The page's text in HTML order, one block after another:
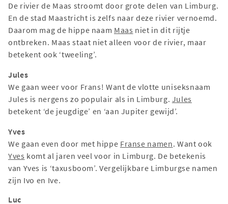
De rivier de Maas stroomt door grote delen van Limburg.
En de stad Maastricht is zelfs naar deze rivier vernoemd.
Daarom mag de hippe naam Maas niet in dit rijtje
ontbreken. Maas staat niet alleen voor de rivier, maar
betekent ook ‘tweeling’.
Jules
We gaan weer voor Frans! Want de vlotte uniseksnaam
Jules is nergens zo populair als in Limburg. Jules
betekent ‘de jeugdige’ en ‘aan Jupiter gewijd’.
Yves
We gaan even door met hippe Franse namen. Want ook
Yves komt al jaren veel voor in Limburg. De betekenis
van Yves is ‘taxusboom’. Vergelijkbare Limburgse namen
zijn Ivo en Ive.
Luc